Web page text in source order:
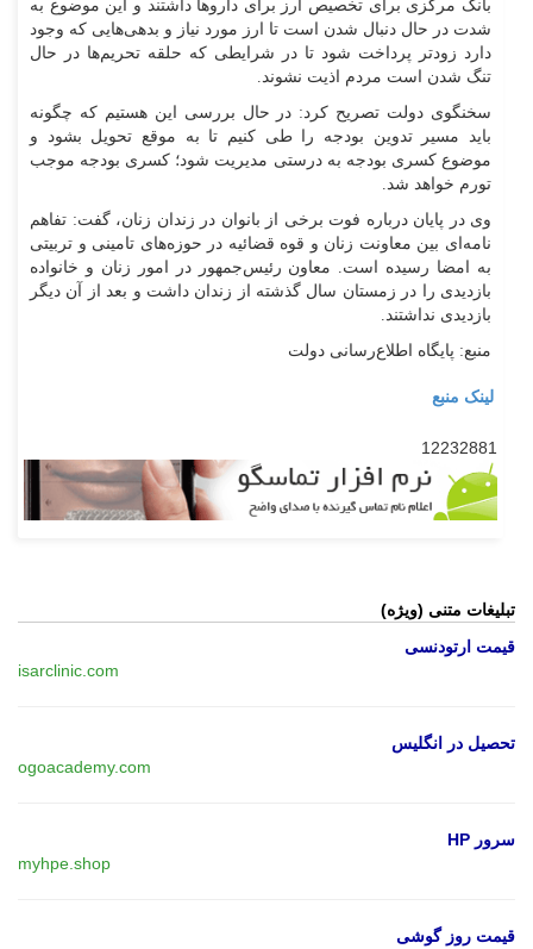
بانک مرکزی برای تخصیص ارز برای دارو‌ها داشتند و این موضوع به
شدت در حال دنبال شدن است تا ارز مورد نیاز و بدهی‌هایی که وجود
دارد زودتر پرداخت شود تا در شرایطی که حلقه تحریم‌ها در حال
تنگ شدن است مردم اذیت نشوند.
سخنگوی دولت تصریح کرد: در حال بررسی این هستیم که چگونه
باید مسیر تدوین بودجه را طی کنیم تا به موقع تحویل بشود و
موضوع کسری بودجه به درستی مدیریت شود؛ کسری بودجه موجب
تورم خواهد شد.
وی در پایان درباره فوت برخی از بانوان در زندان زنان، گفت: تفاهم
نامه‌ای بین معاونت زنان و قوه قضائیه در حوزه‌های تامینی و تربیتی
به امضا رسیده است. معاون رئیس‌جمهور در امور زنان و خانواده
بازدیدی را در زمستان سال گذشته از زندان داشت و بعد از آن دیگر
بازدیدی نداشتند.
منبع: پایگاه اطلاع‌رسانی دولت
لینک منبع
12232881
تبلیغات متنی (ویژه)
قیمت ارتودنسی
isarclinic.com
تحصیل در انگلیس
ogoacademy.com
سرور HP
myhpe.shop
قیمت روز گوشی